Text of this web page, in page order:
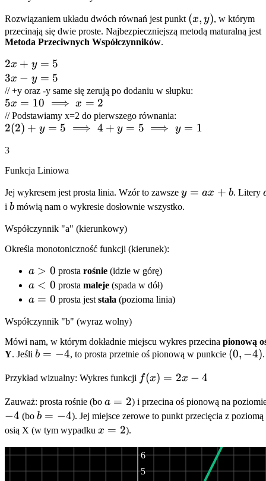
Rozwiązaniem układu dwóch równań jest punkt (x,
y)
(x, y), w którym
przecinają się dwie proste. Najbezpieczniejszą metodą maturalną jest
Metoda Przeciwnych Współczynników.
2x
+
y
=
5
2x + y = 5
3x
-
y
=
5
3x − y = 5
// +y oraz -y same się zerują po dodaniu w słupku:
5x = 10
\implies
x = 2
5x = 10 ⟹ x = 2
// Podstawiamy x=2 do pierwszego równania:
2(2) +
\implies
4 + y =
\implies
y = 1
2(2) + y = 5 ⟹ 4 + y = 5 ⟹ y = 1
3
Funkcja Liniowa
Jej wykresem jest prosta linia. Wzór to zawsze y
=
y = ax + b. Litery
i b
b mówią nam o wykresie dosłownie wszystko.
Współczynnik "a" (kierunkowy)
Określa monotoniczność funkcji (kierunek):
a
>
0
a > 0 prosta rośnie(idzie w górę)
a
<
a < 0 prosta maleje(spada w dół)
a
0
a = 0 prosta jest stała (pozioma linia)
Współczynnik "b" (wyraz wolny)
Mówi nam, w którym dokładnie miejscu wykres przecina pionową
Y. Jeśli b
-4
b = −4, to prosta przetnie oś pionową w punkcie (0,
(0, −4).
Przykład wizualny: Wykres funkcji f(x)
2x
- 4
f(x) = 2x − 4
Zauważ: prosta rośnie (bo a
=
2
a = 2) i przecina oś pionową na
−4 (bo b
=
b = −4). Jej miejsce zerowe to punkt przecięcia z poziomą
osią X (w tym wypadku x
2
x = 2).
5
6